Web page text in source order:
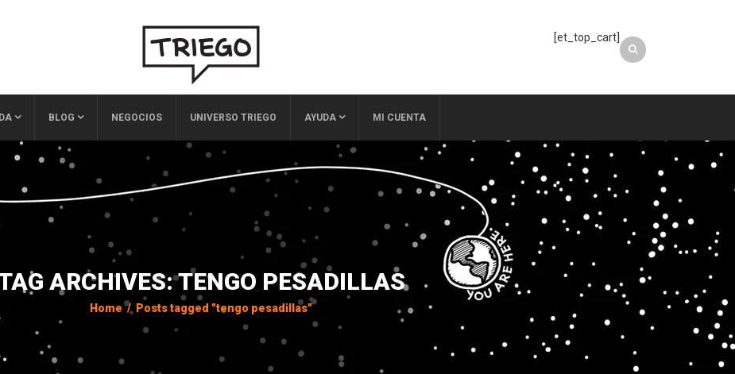
[et_top_cart]
BLOG NEGOCIOS UNIVERSO TRIEGO AYUDA MI CUENTA
ARCHIVES: TENGO PESADILLAS
Home / Posts tagged "tengo pesadillas"